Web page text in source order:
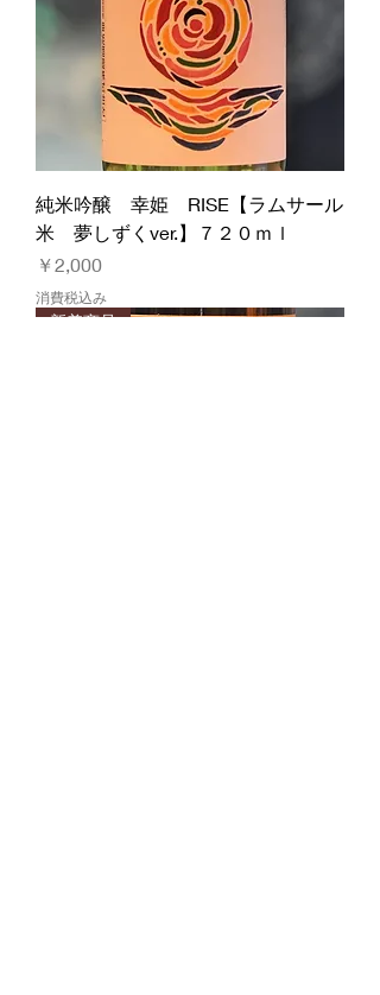
純米吟醸 幸姫 RISE【ラムサール
米 夢しずくver.】７２０ｍｌ
価格
￥2,000
消費税込み
新着商品